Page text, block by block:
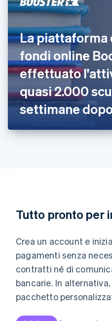
La piattaforma
fondi online
effettuato
quasi 2.000
settimane
Stripe Connect
Tutto pronto per
Crea un account e
pagamenti senza
contratti né di
bancarie. In
pacchetto
Gibilterra
Grecia
English
India
English
Irlanda
English
Italia
ItalianoEnglish
Lettonia
Liechtenstein
Malta
English
EspañolEnglish
Norvegia
English
Nuova Zelanda
English
NederlandsEnglish